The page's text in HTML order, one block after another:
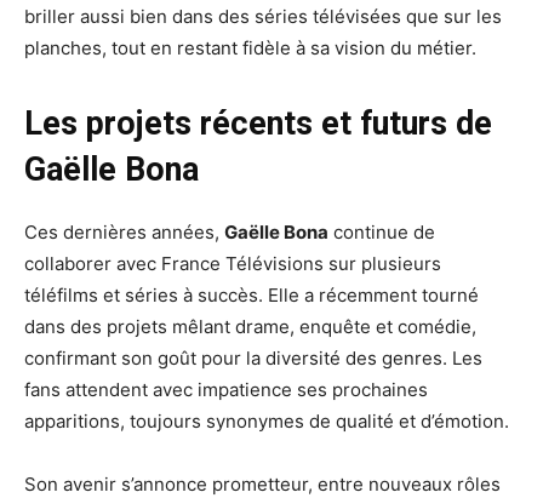
briller aussi bien dans des séries télévisées que sur les
planches, tout en restant fidèle à sa vision du métier.
Les projets récents et futurs de
Gaëlle Bona
Ces dernières années, Gaëlle Bona continue de
collaborer avec France Télévisions sur plusieurs
téléfilms et séries à succès. Elle a récemment tourné
dans des projets mêlant drame, enquête et comédie,
confirmant son goût pour la diversité des genres. Les
fans attendent avec impatience ses prochaines
apparitions, toujours synonymes de qualité et d’émotion.
Son avenir s’annonce prometteur, entre nouveaux rôles